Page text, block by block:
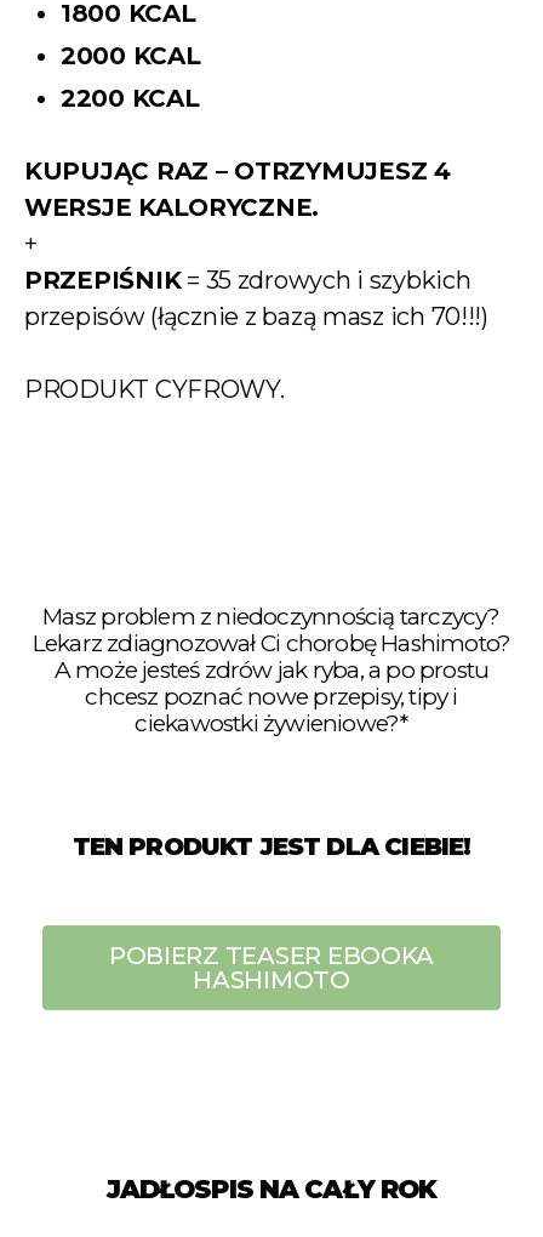
1800 KCAL
2000 KCAL
2200 KCAL
KUPUJĄC RAZ – OTRZYMUJESZ 4
WERSJE KALORYCZNE.
+
PRZEPIŚNIK= 35 zdrowych i szybkich
przepisów (łącznie z bazą masz ich 70!!!)
PRODUKT CYFROWY.
Masz problem z niedoczynnością tarczycy?
Lekarz zdiagnozował Ci chorobę Hashimoto?
A może jesteś zdrów jak ryba, a po prostu
chcesz poznać nowe przepisy, tipy i
ciekawostki żywieniowe?*
TEN PRODUKT JEST DLA CIEBIE!
POBIERZ TEASER EBOOKA
HASHIMOTO
JADŁOSPIS NA CAŁY ROK